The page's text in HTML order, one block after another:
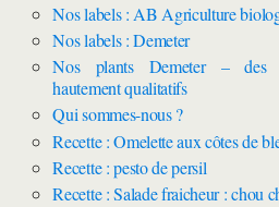
Nos labels : AB Agriculture
Nos labels : Demeter
Nos plants Demeter – des
hautement qualitatifs
Qui sommes-nous ?
Recette : Omelette aux côtes de
Recette : pesto de persil
Recette : Salade fraicheur : chou